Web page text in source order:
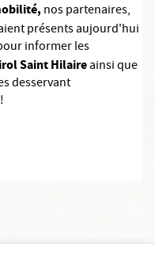
nos partenaires,
présents aujourd'hui
informer les
Saint Hilaireainsi que
desservant